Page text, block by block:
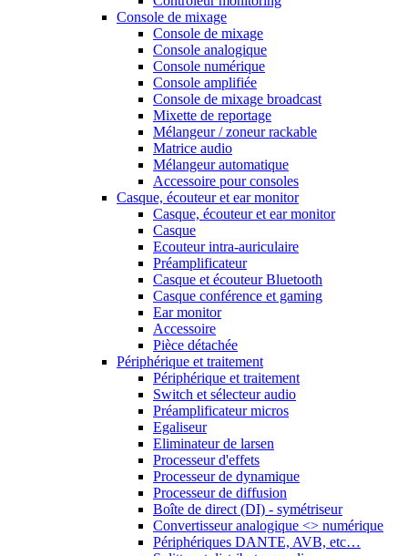
Console de mixage
Console de mixage
Console analogique
Console numérique
Console amplifiée
Console de mixage broadcast
Mixette de reportage
Mélangeur / zoneur rackable
Matrice audio
Mélangeur automatique
Accessoire pour consoles
Casque, écouteur et ear monitor
Casque, écouteur et ear monitor
Casque
Ecouteur intra-auriculaire
Préamplificateur
Casque et écouteur Bluetooth
Casque conférence et gaming
Ear monitor
Accessoire
Pièce détachée
Périphérique et traitement
Périphérique et traitement
Switch et sélecteur audio
Préamplificateur micros
Egaliseur
Eliminateur de larsen
Processeur d'effets
Processeur de dynamique
Processeur de diffusion
Boîte de direct (DI) - symétriseur
Convertisseur analogique <> numérique
Périphériques DANTE, AVB, etc…